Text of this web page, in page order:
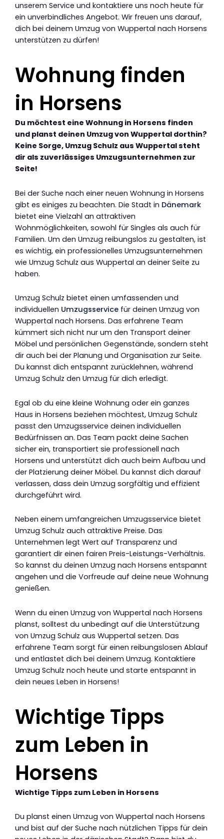
unserem Service und kontaktiere uns noch heute für
ein unverbindliches Angebot. Wir freuen uns darauf,
dich bei deinem Umzug von Wuppertal nach Horsens
unterstützen zu dürfen!
Wohnung finden
in Horsens
Du möchtest eine Wohnung in Horsens finden
und planst deinen Umzug von Wuppertal dorthin?
Keine Sorge, Umzug Schulz aus Wuppertal steht
dir als zuverlässiges Umzugsunternehmen zur
Seite!
Bei der Suche nach einer neuen Wohnung in Horsens
gibt es einiges zu beachten. Die Stadt in Dänemark
bietet eine Vielzahl an attraktiven
Wohnmöglichkeiten, sowohl für Singles als auch für
Familien. Um den Umzug reibungslos zu gestalten, ist
es wichtig, ein professionelles Umzugsunternehmen
wie Umzug Schulz aus Wuppertal an deiner Seite zu
haben.
Umzug Schulz bietet einen umfassenden und
individuellen Umzugsservice für deinen Umzug von
Wuppertal nach Horsens. Das erfahrene Team
kümmert sich nicht nur um den Transport deiner
Möbel und persönlichen Gegenstände, sondern steht
dir auch bei der Planung und Organisation zur Seite.
Du kannst dich entspannt zurücklehnen, während
Umzug Schulz den Umzug für dich erledigt.
Egal ob du eine kleine Wohnung oder ein ganzes
Haus in Horsens beziehen möchtest, Umzug Schulz
passt den Umzugsservice deinen individuellen
Bedürfnissen an. Das Team packt deine Sachen
sicher ein, transportiert sie professionell nach
Horsens und unterstützt dich auch beim Aufbau und
der Platzierung deiner Möbel. Du kannst dich darauf
verlassen, dass dein Umzug sorgfältig und effizient
durchgeführt wird.
Neben einem umfangreichen Umzugsservice bietet
Umzug Schulz auch attraktive Preise. Das
Unternehmen legt Wert auf Transparenz und
garantiert dir einen fairen Preis-Leistungs-Verhältnis.
So kannst du deinen Umzug nach Horsens entspannt
angehen und die Vorfreude auf deine neue Wohnung
genießen.
Wenn du einen Umzug von Wuppertal nach Horsens
planst, solltest du unbedingt auf die Unterstützung
von Umzug Schulz aus Wuppertal setzen. Das
erfahrene Team sorgt für einen reibungslosen Ablauf
und entlastet dich bei deinem Umzug. Kontaktiere
Umzug Schulz noch heute und starte entspannt in
dein neues Leben in Horsens!
Wichtige Tipps
zum Leben in
Horsens
Wichtige Tipps zum Leben in Horsens
Du planst einen Umzug von Wuppertal nach Horsens
und bist auf der Suche nach nützlichen Tipps für dein